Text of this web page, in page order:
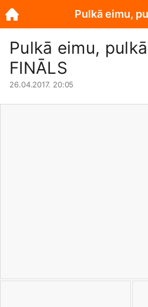
Pulkā eimu,
FINĀLS
26.04.2017. 20:05
Pulkā eimu,